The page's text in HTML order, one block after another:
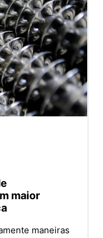
maior
maneiras